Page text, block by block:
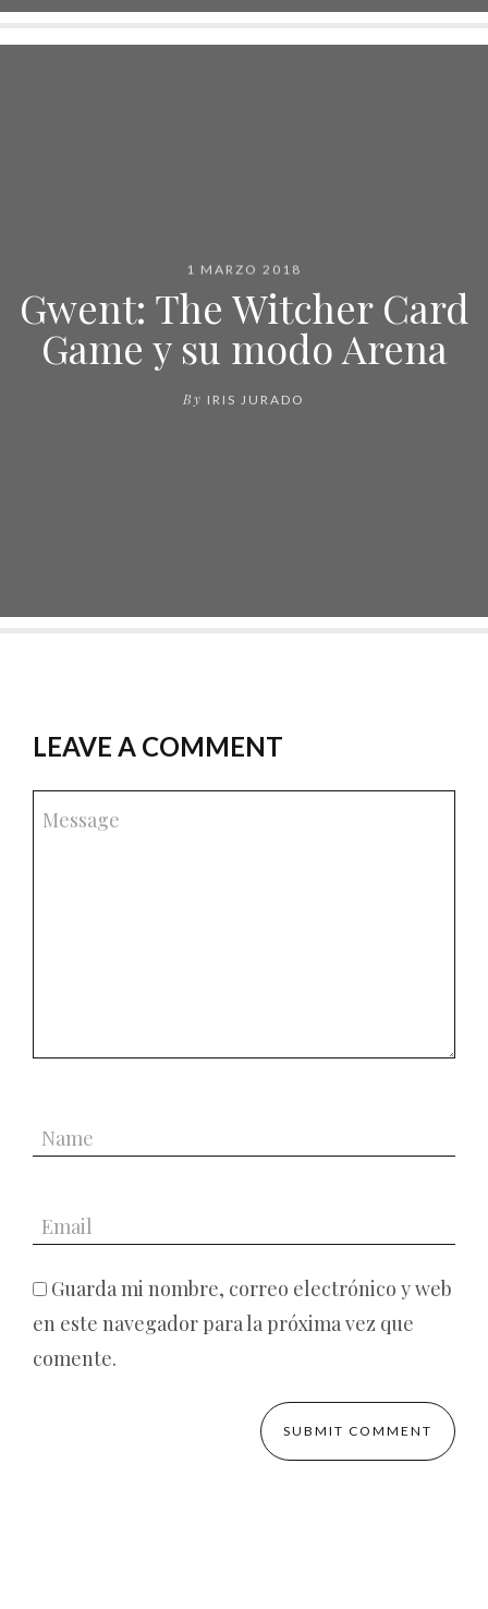
1 MARZO 2018
Gwent: The Witcher Card
Game y su modo Arena
By IRIS JURADO
LEAVE A COMMENT
Guarda mi nombre, correo electrónico y web
en este navegador para la próxima vez que
comente.